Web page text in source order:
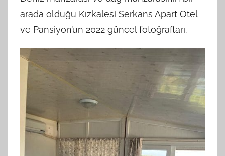
arada olduğu Kızkalesi Serkans Apart Otel
ve Pansiyon’un 2022 güncel fotoğrafları.